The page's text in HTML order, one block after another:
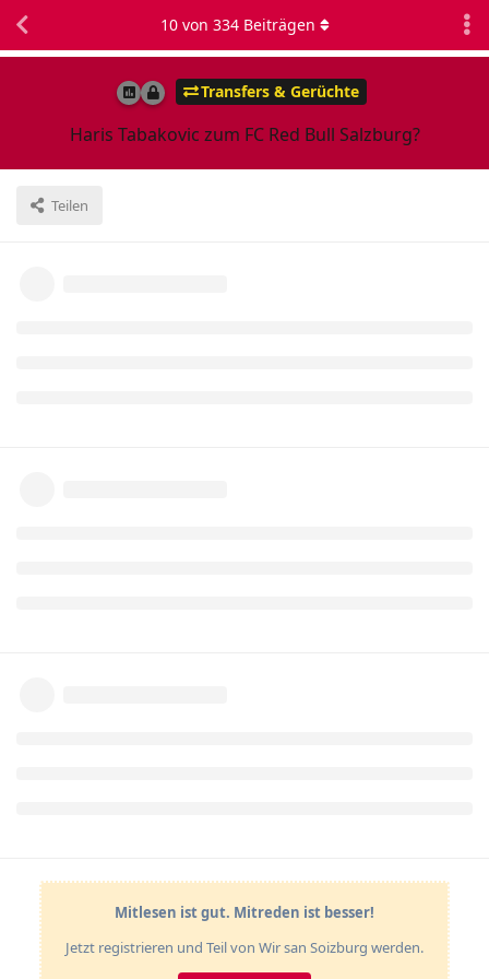
Transfers & Gerüchte
Haris Tabakovic zum FC Red Bull Salzburg?
Teilen
10von 334Beiträgen
Mitlesen ist gut. Mitreden ist besser!
Jetzt registrieren und Teil von Wir san Soizburg werden.